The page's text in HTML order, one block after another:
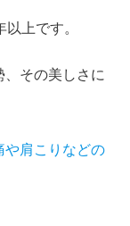
上です。
その美しさに
や肩こりなどの